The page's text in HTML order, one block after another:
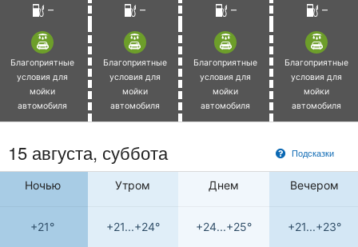
– – – –
Благоприятные
условия для
мойки
автомобиля
Благоприятные
условия для
мойки
автомобиля
Благоприятные
условия для
мойки
автомобиля
Благоприятные
условия для
мойки
автомобиля
Подсказки
15 августа, суббота
Ночью Утром Днем Вечером
+21° +21...+24° +24...+25° +21...+23°